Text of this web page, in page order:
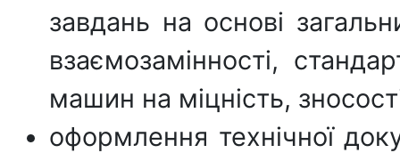
завдань на основі
взаємозамінності,
машин на міцність,
оформлення технічної